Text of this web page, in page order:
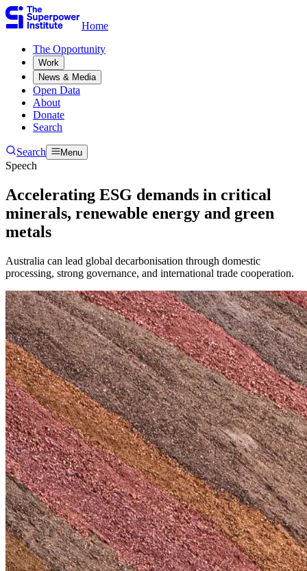
Home
The Opportunity​​​​‌ ‍ ​‍​‍‌‍ ‌ ​‍‌‍‍‌‌‍‌ ‌‍‍‌‌‍ ‍​‍​‍​ ‍‍​‍​‍‌ ​ ‌‍​‌‌‍ ‍‌‍‍‌‌ ‌​‌ ‍‌​‍ ‍‌‍‍‌‌‍ ​‍​‍​‍ ​​‍​‍‌‍‍​‌ ​‍‌‍‌‌‌‍‌‍​‍​‍​ ‍‍​‍​‍‌‍‍​‌ ‌​‌ ‌​‌ ​​​ ‍‍​‍ ​‍ ‌‍ ​‌‍ ‌‍​ ‌‍​‌‌‍ ​‌‍‍​‌‍ ‌ ​ ‌ ‌​​ ‍‍​ ​ ​ ​ ​ ​ ​ ​ ​‍ ‌‍‍‌‌‍ ‍‌ ‌​‌‍‌‌‌‍ ‍‌ ‌​​‍ ‌‍‌‌‌‍‌​‌‍‍‌‌ ‌​​‍ ‌‍ ‌‌‍ ‌‍‌​‌‍‌‌​ ‌‌ ​​‌ ​‍‌‍‌‌‌ ​ ‌‍‌‌‌‍ ‍‌ ‌​‌‍​‌‌ ‌​‌‍‍‌‌‍ ‌‍ ‍​ ‍ ‌‍‍‌‌‍‌​​ ‌​ ​‍​ ‌‍​ ‌‌​ ‌‍​ ​​‌‍‌‌​ ‍​​ ​​​‍ ‌​ ‌ ​ ‌​​ ‌‍​ ‌‌​‍ ‌​ ‌​​ ‍​​ ​ ​ ‍‌​‍ ‌​ ‍​​ ‌‍​ ​‍​ ‍‌​‍ ‌​ ‌‌​ ‌‌​ ‌ ​ ​‍‌‍‌‍​ ‍​​ ​‍​ ‍‌​ ‌‌​ ‍​​ ​​‌‍‌‌​ ‍ ‌ ‌​‌ ‍‌‌ ​​‌‍‌‌​ ‌‌ ​ ‌‍‌‌‌ ‌​‌ ‌​‌‍‍‌‌‍ ‍‌‍‌ ‌ ​ ​ ‍ ‌ ​​‌‍​‌‌ ‌​‌‍‍​​ ‌‌ ​ ‌‍‍‌‌ ‌​‌‍‌‌‌​ ‍‌‍​‌‌ ‌‍‌​‍‌‌ ‌​‌‍‌‌‌‍ ‌‌ ​ ​‍‌‌​ ‌‌‌​​‍‌‌ ‌‍‍ ‌‍‌‌‌ ‍‌​‍‌‌​ ​ ‌​‌​​‍‌‌​ ​ ‌​‌​​‍‌‌​ ​‍​ ​‍‌‍‌‌‌‍​‍‌‍‌‌‌‍​ ‌‍​‍‌‍​‌​ ​​​ ​​​ ​​​ ‌​​ ​​‌‍​ ​‍‌‌​ ​‍​ ​‍​‍‌‌​ ‌‌‌​‌​​‍ ‍‌‍ ​‌‍​‌‌‍​‍‌‍‌‌‌‍ ​​ ‌‍​‍‌‍​‌‌ ​ ‌‍‌‌‌‌‌‌‌ ​‍‌‍ ​​ ‌‌‍‍​‌ ‌​‌ ‌​‌ ​​​‍‌‌​ ​ ‌​​‌​‍‌‌​ ​‍‌​‌‍​‍‌‌​ ​‍‌​‌‍‌‍ ​‌‍ ‌‍​ ‌‍​‌‌‍ ​‌‍‍​‌‍ ‌ ​ ‌ ‌​​‍‌‌​ ​ ‌​​‌​ ​ ​ ​ ​ ​ ​ ​ ​‍‌‍‌‍‍‌‌‍‌​​ ‌​ ​‍​ ‌‍​ ‌‌​ ‌‍​ ​​‌‍‌‌​ ‍​​ ​​​‍ ‌​ ‌ ​ ‌​​ ‌‍​ ‌‌​‍ ‌​ ‌​​ ‍​​ ​ ​ ‍‌​‍ ‌​ ‍​​ ‌‍​ ​‍​ ‍‌​‍ ‌​ ‌‌​ ‌‌​ ‌ ​ ​‍‌‍‌‍​ ‍​​ ​‍​ ‍‌​ ‌‌​ ‍​​ ​​‌‍‌‌​‍‌‍‌ ‌​‌ ‍‌‌ ​​‌‍‌‌​ ‌‌ ​ ‌‍‌‌‌ ‌​‌ ‌​‌‍‍‌‌‍ ‍‌‍‌ ‌ ​ ​‍‌‍‌ ​​‌‍​‌‌ ‌​‌‍‍​​ ‌‌ ​ ‌‍‍‌‌ ‌​‌‍‌‌‌​ ‍‌‍​‌‌ ‌‍‌​‍‌‌ ‌​‌‍‌‌‌‍ ‌‌ ​ ​‍‌‌​ ‌‌‌​​‍‌‌ ‌‍‍ ‌‍‌‌‌ ‍‌​‍‌‌​ ​ ‌​‌​​‍‌‌​ ​ ‌​‌​​‍‌‌​ ​‍​ ​‍‌‍‌‌‌‍​‍‌‍‌‌‌‍​ ‌‍​‍‌‍​‌​ ​​​ ​​​ ​​​ ‌​​ ​​‌‍​ ​‍‌‌​ ​‍​ ​‍​‍‌‌​ ‌‌‌​‌​​‍ ‍‌‍ ​‌‍​‌‌‍​‍‌‍‌‌‌‍ ​​‍‌‍‌ ​​‌‍‌‌‌ ​‍‌ ​ ‌ ​​‌‍‌‌‌‍​ ‌ ‌​‌‍‍‌‌ ‌‍‌‍‌‌​ ‌‌ ​​‌ ‌‌‌‍​‍‌‍ ​‌‍‍‌‌ ​ ‌‍‍​‌‍‌‌‌‍‌​​‍​‍‌ ‌
Work​​​​‌ ‍ ​‍​‍‌‍ ‌ ​‍‌‍‍‌‌‍‌ ‌‍‍‌‌‍ ‍​‍​‍​ ‍‍​‍​‍‌ ​ ‌‍​‌‌‍ ‍‌‍‍‌‌ ‌​‌ ‍‌​‍ ‍‌‍‍‌‌‍ ​‍​‍​‍ ​​‍​‍‌‍‍​‌ ​‍‌‍‌‌‌‍‌‍​‍​‍​ ‍‍​‍​‍‌‍‍​‌ ‌​‌ ‌​‌ ​​​ ‍‍​‍ ​‍ ‌‍ ​‌‍ ‌‍​ ‌‍​‌‌‍ ​‌‍‍​‌‍ ‌ ​ ‌ ‌​​ ‍‍​ ​ ​ ​ ​ ​ ​ ​ ​‍ ‌‍‍‌‌‍ ‍‌ ‌​‌‍‌‌‌‍ ‍‌ ‌​​‍ ‌‍‌‌‌‍‌​‌‍‍‌‌ ‌​​‍ ‌‍ ‌‌‍ ‌‍‌​‌‍‌‌​ ‌‌ ​​‌ ​‍‌‍‌‌‌ ​ ‌‍‌‌‌‍ ‍‌ ‌​‌‍​‌‌ ‌​‌‍‍‌‌‍ ‌‍ ‍​ ‍ ‌‍‍‌‌‍‌​​ ‌​ ​‍​ ‌‍​ ‌‌​ ‌‍​ ​​‌‍‌‌​ ‍​​ ​​​‍ ‌​ ‌ ​ ‌​​ ‌‍​ ‌‌​‍ ‌​ ‌​​ ‍​​ ​ ​ ‍‌​‍ ‌​ ‍​​ ‌‍​ ​‍​ ‍‌​‍ ‌​ ‌‌​ ‌‌​ ‌ ​ ​‍‌‍‌‍​ ‍​​ ​‍​ ‍‌​ ‌‌​ ‍​​ ​​‌‍‌‌​ ‍ ‌ ‌​‌ ‍‌‌ ​​‌‍‌‌​ ‌‌ ​ ‌‍‌‌‌ ‌​‌ ‌​‌‍‍‌‌‍ ‍‌‍‌ ‌ ​ ​ ‍ ‌ ​​‌‍​‌‌ ‌​‌‍‍​​ ‌‌ ​ ‌‍‍‌‌ ‌​‌‍‌‌‌​ ‍‌‍​‌‌ ‌‍‌​‍‌‌ ‌​‌‍‌‌‌‍ ‌‌ ​ ​‍‌‌​ ‌‌‌​​‍‌‌ ‌‍‍ ‌‍‌‌‌ ‍‌​‍‌‌​ ​ ‌​‌​​‍‌‌​ ​ ‌​‌​​‍‌‌​ ​‍​ ​‍​ ‌‌​ ​​‌‍‌‍‌‍​‌‌‍‌​​ ‌‌​ ‌ ‌‍‌‍​ ‌ ‌‍​‌‌‍‌‌​ ​‍​ ‌ ​ ‌​‌‍‌‌​ ‍‌‌‍​ ​ ​​‌‍‌​​ ‍‌​ ​ ​ ‌‌​ ‌‌​ ​‍​ ‌ ​ ‌ ​ ‌‌‌‍‌​‌‍​‌​ ‍‌​ ​​​ ‌ ​‍‌‌​ ​‍​ ​‍​‍‌‌​ ‌‌‌​‌​​‍ ‍‌‍ ​‌‍​‌‌‍​‍‌‍‌‌‌‍ ​​ ‌‍​‍‌‍​‌‌ ​ ‌‍‌‌‌‌‌‌‌ ​‍‌‍ ​​ ‌‌‍‍​‌ ‌​‌ ‌​‌ ​​​‍‌‌​ ​ ‌​​‌​‍‌‌​ ​‍‌​‌‍​‍‌‌​ ​‍‌​‌‍‌‍ ​‌‍ ‌‍​ ‌‍​‌‌‍ ​‌‍‍​‌‍ ‌ ​ ‌ ‌​​‍‌‌​ ​ ‌​​‌​ ​ ​ ​ ​ ​ ​ ​ ​‍‌‍‌‍‍‌‌‍‌​​ ‌​ ​‍​ ‌‍​ ‌‌​ ‌‍​ ​​‌‍‌‌​ ‍​​ ​​​‍ ‌​ ‌ ​ ‌​​ ‌‍​ ‌‌​‍ ‌​ ‌​​ ‍​​ ​ ​ ‍‌​‍ ‌​ ‍​​ ‌‍​ ​‍​ ‍‌​‍ ‌​ ‌‌​ ‌‌​ ‌ ​ ​‍‌‍‌‍​ ‍​​ ​‍​ ‍‌​ ‌‌​ ‍​​ ​​‌‍‌‌​‍‌‍‌ ‌​‌ ‍‌‌ ​​‌‍‌‌​ ‌‌ ​ ‌‍‌‌‌ ‌​‌ ‌​‌‍‍‌‌‍ ‍‌‍‌ ‌ ​ ​‍‌‍‌ ​​‌‍​‌‌ ‌​‌‍‍​​ ‌‌ ​ ‌‍‍‌‌ ‌​‌‍‌‌‌​ ‍‌‍​‌‌ ‌‍‌​‍‌‌ ‌​‌‍‌‌‌‍ ‌‌ ​ ​‍‌‌​ ‌‌‌​​‍‌‌ ‌‍‍ ‌‍‌‌‌ ‍‌​‍‌‌​ ​ ‌​‌​​‍‌‌​ ​ ‌​‌​​‍‌‌​ ​‍​ ​‍​ ‌‌​ ​​‌‍‌‍‌‍​‌‌‍‌​​ ‌‌​ ‌ ‌‍‌‍​ ‌ ‌‍​‌‌‍‌‌​ ​‍​ ‌ ​ ‌​‌‍‌‌​ ‍‌‌‍​ ​ ​​‌‍‌​​ ‍‌​ ​ ​ ‌‌​ ‌‌​ ​‍​ ‌ ​ ‌ ​ ‌‌‌‍‌​‌‍​‌​ ‍‌​ ​​​ ‌ ​‍‌‌​ ​‍​ ​‍​‍‌‌​ ‌‌‌​‌​​‍ ‍‌‍ ​‌‍​‌‌‍​‍‌‍‌‌‌‍ ​​‍‌‍‌ ​​‌‍‌‌‌ ​‍‌ ​ ‌ ​​‌‍‌‌‌‍​ ‌ ‌​‌‍‍‌‌ ‌‍‌‍‌‌​ ‌‌ ​​‌ ‌‌‌‍​‍‌‍ ​‌‍‍‌‌ ​ ‌‍‍​‌‍‌‌‌‍‌​​‍​‍‌ ‌
News & Media​​​​‌ ‍ ​‍​‍‌‍ ‌ ​‍‌‍‍‌‌‍‌ ‌‍‍‌‌‍ ‍​‍​‍​ ‍‍​‍​‍‌ ​ ‌‍​‌‌‍ ‍‌‍‍‌‌ ‌​‌ ‍‌​‍ ‍‌‍‍‌‌‍ ​‍​‍​‍ ​​‍​‍‌‍‍​‌ ​‍‌‍‌‌‌‍‌‍​‍​‍​ ‍‍​‍​‍‌‍‍​‌ ‌​‌ ‌​‌ ​​​ ‍‍​‍ ​‍ ‌‍ ​‌‍ ‌‍​ ‌‍​‌‌‍ ​‌‍‍​‌‍ ‌ ​ ‌ ‌​​ ‍‍​ ​ ​ ​ ​ ​ ​ ​ ​‍ ‌‍‍‌‌‍ ‍‌ ‌​‌‍‌‌‌‍ ‍‌ ‌​​‍ ‌‍‌‌‌‍‌​‌‍‍‌‌ ‌​​‍ ‌‍ ‌‌‍ ‌‍‌​‌‍‌‌​ ‌‌ ​​‌ ​‍‌‍‌‌‌ ​ ‌‍‌‌‌‍ ‍‌ ‌​‌‍​‌‌ ‌​‌‍‍‌‌‍ ‌‍ ‍​ ‍ ‌‍‍‌‌‍‌​​ ‌​ ​‍​ ‌‍​ ‌‌​ ‌‍​ ​​‌‍‌‌​ ‍​​ ​​​‍ ‌​ ‌ ​ ‌​​ ‌‍​ ‌‌​‍ ‌​ ‌​​ ‍​​ ​ ​ ‍‌​‍ ‌​ ‍​​ ‌‍​ ​‍​ ‍‌​‍ ‌​ ‌‌​ ‌‌​ ‌ ​ ​‍‌‍‌‍​ ‍​​ ​‍​ ‍‌​ ‌‌​ ‍​​ ​​‌‍‌‌​ ‍ ‌ ‌​‌ ‍‌‌ ​​‌‍‌‌​ ‌‌ ​ ‌‍‌‌‌ ‌​‌ ‌​‌‍‍‌‌‍ ‍‌‍‌ ‌ ​ ​ ‍ ‌ ​​‌‍​‌‌ ‌​‌‍‍​​ ‌‌ ​ ‌‍‍‌‌ ‌​‌‍‌‌‌​ ‍‌‍​‌‌ ‌‍‌​‍‌‌ ‌​‌‍‌‌‌‍ ‌‌ ​ ​‍‌‌​ ‌‌‌​​‍‌‌ ‌‍‍ ‌‍‌‌‌ ‍‌​‍‌‌​ ​ ‌​‌​​‍‌‌​ ​ ‌​‌​​‍‌‌​ ​‍​ ​‍​ ​​​ ​ ​ ‌‌​ ‍‌​ ‌‍‌‍‌‌‌‍‌​‌‍‌‌​ ‍​​ ​​​ ‌ ​ ‌‌​‍‌‌​ ​‍​ ​‍​‍‌‌​ ‌‌‌​‌​​‍ ‍‌‍ ​‌‍​‌‌‍​‍‌‍‌‌‌‍ ​​ ‌‍​‍‌‍​‌‌ ​ ‌‍‌‌‌‌‌‌‌ ​‍‌‍ ​​ ‌‌‍‍​‌ ‌​‌ ‌​‌ ​​​‍‌‌​ ​ ‌​​‌​‍‌‌​ ​‍‌​‌‍​‍‌‌​ ​‍‌​‌‍‌‍ ​‌‍ ‌‍​ ‌‍​‌‌‍ ​‌‍‍​‌‍ ‌ ​ ‌ ‌​​‍‌‌​ ​ ‌​​‌​ ​ ​ ​ ​ ​ ​ ​ ​‍‌‍‌‍‍‌‌‍‌​​ ‌​ ​‍​ ‌‍​ ‌‌​ ‌‍​ ​​‌‍‌‌​ ‍​​ ​​​‍ ‌​ ‌ ​ ‌​​ ‌‍​ ‌‌​‍ ‌​ ‌​​ ‍​​ ​ ​ ‍‌​‍ ‌​ ‍​​ ‌‍​ ​‍​ ‍‌​‍ ‌​ ‌‌​ ‌‌​ ‌ ​ ​‍‌‍‌‍​ ‍​​ ​‍​ ‍‌​ ‌‌​ ‍​​ ​​‌‍‌‌​‍‌‍‌ ‌​‌ ‍‌‌ ​​‌‍‌‌​ ‌‌ ​ ‌‍‌‌‌ ‌​‌ ‌​‌‍‍‌‌‍ ‍‌‍‌ ‌ ​ ​‍‌‍‌ ​​‌‍​‌‌ ‌​‌‍‍​​ ‌‌ ​ ‌‍‍‌‌ ‌​‌‍‌‌‌​ ‍‌‍​‌‌ ‌‍‌​‍‌‌ ‌​‌‍‌‌‌‍ ‌‌ ​ ​‍‌‌​ ‌‌‌​​‍‌‌ ‌‍‍ ‌‍‌‌‌ ‍‌​‍‌‌​ ​ ‌​‌​​‍‌‌​ ​ ‌​‌​​‍‌‌​ ​‍​ ​‍​ ​​​ ​ ​ ‌‌​ ‍‌​ ‌‍‌‍‌‌‌‍‌​‌‍‌‌​ ‍​​ ​​​ ‌ ​ ‌‌​‍‌‌​ ​‍​ ​‍​‍‌‌​ ‌‌‌​‌​​‍ ‍‌‍ ​‌‍​‌‌‍​‍‌‍‌‌‌‍ ​​‍‌‍‌ ​​‌‍‌‌‌ ​‍‌ ​ ‌ ​​‌‍‌‌‌‍​ ‌ ‌​‌‍‍‌‌ ‌‍‌‍‌‌​ ‌‌ ​​‌ ‌‌‌‍​‍‌‍ ​‌‍‍‌‌ ​ ‌‍‍​‌‍‌‌‌‍‌​​‍​‍‌ ‌
Open Data​​​​‌ ‍ ​‍​‍‌‍ ‌ ​‍‌‍‍‌‌‍‌ ‌‍‍‌‌‍ ‍​‍​‍​ ‍‍​‍​‍‌ ​ ‌‍​‌‌‍ ‍‌‍‍‌‌ ‌​‌ ‍‌​‍ ‍‌‍‍‌‌‍ ​‍​‍​‍ ​​‍​‍‌‍‍​‌ ​‍‌‍‌‌‌‍‌‍​‍​‍​ ‍‍​‍​‍‌‍‍​‌ ‌​‌ ‌​‌ ​​​ ‍‍​‍ ​‍ ‌‍ ​‌‍ ‌‍​ ‌‍​‌‌‍ ​‌‍‍​‌‍ ‌ ​ ‌ ‌​​ ‍‍​ ​ ​ ​ ​ ​ ​ ​ ​‍ ‌‍‍‌‌‍ ‍‌ ‌​‌‍‌‌‌‍ ‍‌ ‌​​‍ ‌‍‌‌‌‍‌​‌‍‍‌‌ ‌​​‍ ‌‍ ‌‌‍ ‌‍‌​‌‍‌‌​ ‌‌ ​​‌ ​‍‌‍‌‌‌ ​ ‌‍‌‌‌‍ ‍‌ ‌​‌‍​‌‌ ‌​‌‍‍‌‌‍ ‌‍ ‍​ ‍ ‌‍‍‌‌‍‌​​ ‌​ ​‍​ ‌‍​ ‌‌​ ‌‍​ ​​‌‍‌‌​ ‍​​ ​​​‍ ‌​ ‌ ​ ‌​​ ‌‍​ ‌‌​‍ ‌​ ‌​​ ‍​​ ​ ​ ‍‌​‍ ‌​ ‍​​ ‌‍​ ​‍​ ‍‌​‍ ‌​ ‌‌​ ‌‌​ ‌ ​ ​‍‌‍‌‍​ ‍​​ ​‍​ ‍‌​ ‌‌​ ‍​​ ​​‌‍‌‌​ ‍ ‌ ‌​‌ ‍‌‌ ​​‌‍‌‌​ ‌‌ ​ ‌‍‌‌‌ ‌​‌ ‌​‌‍‍‌‌‍ ‍‌‍‌ ‌ ​ ​ ‍ ‌ ​​‌‍​‌‌ ‌​‌‍‍​​ ‌‌ ​ ‌‍‍‌‌ ‌​‌‍‌‌‌​ ‍‌‍​‌‌ ‌‍‌​‍‌‌ ‌​‌‍‌‌‌‍ ‌‌ ​ ​‍‌‌​ ‌‌‌​​‍‌‌ ‌‍‍ ‌‍‌‌‌ ‍‌​‍‌‌​ ​ ‌​‌​​‍‌‌​ ​ ‌​‌​​‍‌‌​ ​‍​ ​‍​ ‍​‌‍‌‍‌‍‌​​ ​ ​ ‍​‌‍​‍‌‍‌‌‌‍​ ​ ​‍‌‍​‍​ ‍‌​ ​ ​‍‌‌​ ​‍​ ​‍​‍‌‌​ ‌‌‌​‌​​‍ ‍‌‍ ​‌‍​‌‌‍​‍‌‍‌‌‌‍ ​​ ‌‍​‍‌‍​‌‌ ​ ‌‍‌‌‌‌‌‌‌ ​‍‌‍ ​​ ‌‌‍‍​‌ ‌​‌ ‌​‌ ​​​‍‌‌​ ​ ‌​​‌​‍‌‌​ ​‍‌​‌‍​‍‌‌​ ​‍‌​‌‍‌‍ ​‌‍ ‌‍​ ‌‍​‌‌‍ ​‌‍‍​‌‍ ‌ ​ ‌ ‌​​‍‌‌​ ​ ‌​​‌​ ​ ​ ​ ​ ​ ​ ​ ​‍‌‍‌‍‍‌‌‍‌​​ ‌​ ​‍​ ‌‍​ ‌‌​ ‌‍​ ​​‌‍‌‌​ ‍​​ ​​​‍ ‌​ ‌ ​ ‌​​ ‌‍​ ‌‌​‍ ‌​ ‌​​ ‍​​ ​ ​ ‍‌​‍ ‌​ ‍​​ ‌‍​ ​‍​ ‍‌​‍ ‌​ ‌‌​ ‌‌​ ‌ ​ ​‍‌‍‌‍​ ‍​​ ​‍​ ‍‌​ ‌‌​ ‍​​ ​​‌‍‌‌​‍‌‍‌ ‌​‌ ‍‌‌ ​​‌‍‌‌​ ‌‌ ​ ‌‍‌‌‌ ‌​‌ ‌​‌‍‍‌‌‍ ‍‌‍‌ ‌ ​ ​‍‌‍‌ ​​‌‍​‌‌ ‌​‌‍‍​​ ‌‌ ​ ‌‍‍‌‌ ‌​‌‍‌‌‌​ ‍‌‍​‌‌ ‌‍‌​‍‌‌ ‌​‌‍‌‌‌‍ ‌‌ ​ ​‍‌‌​ ‌‌‌​​‍‌‌ ‌‍‍ ‌‍‌‌‌ ‍‌​‍‌‌​ ​ ‌​‌​​‍‌‌​ ​ ‌​‌​​‍‌‌​ ​‍​ ​‍​ ‍​‌‍‌‍‌‍‌​​ ​ ​ ‍​‌‍​‍‌‍‌‌‌‍​ ​ ​‍‌‍​‍​ ‍‌​ ​ ​‍‌‌​ ​‍​ ​‍​‍‌‌​ ‌‌‌​‌​​‍ ‍‌‍ ​‌‍​‌‌‍​‍‌‍‌‌‌‍ ​​‍‌‍‌ ​​‌‍‌‌‌ ​‍‌ ​ ‌ ​​‌‍‌‌‌‍​ ‌ ‌​‌‍‍‌‌ ‌‍‌‍‌‌​ ‌‌ ​​‌ ‌‌‌‍​‍‌‍ ​‌‍‍‌‌ ​ ‌‍‍​‌‍‌‌‌‍‌​​‍​‍‌ ‌
About​​​​‌ ‍ ​‍​‍‌‍ ‌ ​‍‌‍‍‌‌‍‌ ‌‍‍‌‌‍ ‍​‍​‍​ ‍‍​‍​‍‌ ​ ‌‍​‌‌‍ ‍‌‍‍‌‌ ‌​‌ ‍‌​‍ ‍‌‍‍‌‌‍ ​‍​‍​‍ ​​‍​‍‌‍‍​‌ ​‍‌‍‌‌‌‍‌‍​‍​‍​ ‍‍​‍​‍‌‍‍​‌ ‌​‌ ‌​‌ ​​​ ‍‍​‍ ​‍ ‌‍ ​‌‍ ‌‍​ ‌‍​‌‌‍ ​‌‍‍​‌‍ ‌ ​ ‌ ‌​​ ‍‍​ ​ ​ ​ ​ ​ ​ ​ ​‍ ‌‍‍‌‌‍ ‍‌ ‌​‌‍‌‌‌‍ ‍‌ ‌​​‍ ‌‍‌‌‌‍‌​‌‍‍‌‌ ‌​​‍ ‌‍ ‌‌‍ ‌‍‌​‌‍‌‌​ ‌‌ ​​‌ ​‍‌‍‌‌‌ ​ ‌‍‌‌‌‍ ‍‌ ‌​‌‍​‌‌ ‌​‌‍‍‌‌‍ ‌‍ ‍​ ‍ ‌‍‍‌‌‍‌​​ ‌​ ​‍​ ‌‍​ ‌‌​ ‌‍​ ​​‌‍‌‌​ ‍​​ ​​​‍ ‌​ ‌ ​ ‌​​ ‌‍​ ‌‌​‍ ‌​ ‌​​ ‍​​ ​ ​ ‍‌​‍ ‌​ ‍​​ ‌‍​ ​‍​ ‍‌​‍ ‌​ ‌‌​ ‌‌​ ‌ ​ ​‍‌‍‌‍​ ‍​​ ​‍​ ‍‌​ ‌‌​ ‍​​ ​​‌‍‌‌​ ‍ ‌ ‌​‌ ‍‌‌ ​​‌‍‌‌​ ‌‌ ​ ‌‍‌‌‌ ‌​‌ ‌​‌‍‍‌‌‍ ‍‌‍‌ ‌ ​ ​ ‍ ‌ ​​‌‍​‌‌ ‌​‌‍‍​​ ‌‌ ​ ‌‍‍‌‌ ‌​‌‍‌‌‌​ ‍‌‍​‌‌ ‌‍‌​‍‌‌ ‌​‌‍‌‌‌‍ ‌‌ ​ ​‍‌‌​ ‌‌‌​​‍‌‌ ‌‍‍ ‌‍‌‌‌ ‍‌​‍‌‌​ ​ ‌​‌​​‍‌‌​ ​ ‌​‌​​‍‌‌​ ​‍​ ​‍​ ‌‍​ ​ ‌‍‌‌‌‍​‌‌‍​‍‌‍‌​‌‍‌‌​ ​​​ ‌‍​ ‌ ​ ‌ ​ ‌‌​‍‌‌​ ​‍​ ​‍​‍‌‌​ ‌‌‌​‌​​‍ ‍‌‍ ​‌‍​‌‌‍​‍‌‍‌‌‌‍ ​​ ‌‍​‍‌‍​‌‌ ​ ‌‍‌‌‌‌‌‌‌ ​‍‌‍ ​​ ‌‌‍‍​‌ ‌​‌ ‌​‌ ​​​‍‌‌​ ​ ‌​​‌​‍‌‌​ ​‍‌​‌‍​‍‌‌​ ​‍‌​‌‍‌‍ ​‌‍ ‌‍​ ‌‍​‌‌‍ ​‌‍‍​‌‍ ‌ ​ ‌ ‌​​‍‌‌​ ​ ‌​​‌​ ​ ​ ​ ​ ​ ​ ​ ​‍‌‍‌‍‍‌‌‍‌​​ ‌​ ​‍​ ‌‍​ ‌‌​ ‌‍​ ​​‌‍‌‌​ ‍​​ ​​​‍ ‌​ ‌ ​ ‌​​ ‌‍​ ‌‌​‍ ‌​ ‌​​ ‍​​ ​ ​ ‍‌​‍ ‌​ ‍​​ ‌‍​ ​‍​ ‍‌​‍ ‌​ ‌‌​ ‌‌​ ‌ ​ ​‍‌‍‌‍​ ‍​​ ​‍​ ‍‌​ ‌‌​ ‍​​ ​​‌‍‌‌​‍‌‍‌ ‌​‌ ‍‌‌ ​​‌‍‌‌​ ‌‌ ​ ‌‍‌‌‌ ‌​‌ ‌​‌‍‍‌‌‍ ‍‌‍‌ ‌ ​ ​‍‌‍‌ ​​‌‍​‌‌ ‌​‌‍‍​​ ‌‌ ​ ‌‍‍‌‌ ‌​‌‍‌‌‌​ ‍‌‍​‌‌ ‌‍‌​‍‌‌ ‌​‌‍‌‌‌‍ ‌‌ ​ ​‍‌‌​ ‌‌‌​​‍‌‌ ‌‍‍ ‌‍‌‌‌ ‍‌​‍‌‌​ ​ ‌​‌​​‍‌‌​ ​ ‌​‌​​‍‌‌​ ​‍​ ​‍​ ‌‍​ ​ ‌‍‌‌‌‍​‌‌‍​‍‌‍‌​‌‍‌‌​ ​​​ ‌‍​ ‌ ​ ‌ ​ ‌‌​‍‌‌​ ​‍​ ​‍​‍‌‌​ ‌‌‌​‌​​‍ ‍‌‍ ​‌‍​‌‌‍​‍‌‍‌‌‌‍ ​​‍‌‍‌ ​​‌‍‌‌‌ ​‍‌ ​ ‌ ​​‌‍‌‌‌‍​ ‌ ‌​‌‍‍‌‌ ‌‍‌‍‌‌​ ‌‌ ​​‌ ‌‌‌‍​‍‌‍ ​‌‍‍‌‌ ​ ‌‍‍​‌‍‌‌‌‍‌​​‍​‍‌ ‌
Donate​​​​‌ ‍ ​‍​‍‌‍ ‌ ​‍‌‍‍‌‌‍‌ ‌‍‍‌‌‍ ‍​‍​‍​ ‍‍​‍​‍‌ ​ ‌‍​‌‌‍ ‍‌‍‍‌‌ ‌​‌ ‍‌​‍ ‍‌‍‍‌‌‍ ​‍​‍​‍ ​​‍​‍‌‍‍​‌ ​‍‌‍‌‌‌‍‌‍​‍​‍​ ‍‍​‍​‍‌‍‍​‌ ‌​‌ ‌​‌ ​​​ ‍‍​‍ ​‍ ‌‍ ​‌‍ ‌‍​ ‌‍​‌‌‍ ​‌‍‍​‌‍ ‌ ​ ‌ ‌​​ ‍‍​ ​ ​ ​ ​ ​ ​ ​ ​‍ ‌‍‍‌‌‍ ‍‌ ‌​‌‍‌‌‌‍ ‍‌ ‌​​‍ ‌‍‌‌‌‍‌​‌‍‍‌‌ ‌​​‍ ‌‍ ‌‌‍ ‌‍‌​‌‍‌‌​ ‌‌ ​​‌ ​‍‌‍‌‌‌ ​ ‌‍‌‌‌‍ ‍‌ ‌​‌‍​‌‌ ‌​‌‍‍‌‌‍ ‌‍ ‍​ ‍ ‌‍‍‌‌‍‌​​ ‌​ ​‍​ ‌‍​ ‌‌​ ‌‍​ ​​‌‍‌‌​ ‍​​ ​​​‍ ‌​ ‌ ​ ‌​​ ‌‍​ ‌‌​‍ ‌​ ‌​​ ‍​​ ​ ​ ‍‌​‍ ‌​ ‍​​ ‌‍​ ​‍​ ‍‌​‍ ‌​ ‌‌​ ‌‌​ ‌ ​ ​‍‌‍‌‍​ ‍​​ ​‍​ ‍‌​ ‌‌​ ‍​​ ​​‌‍‌‌​ ‍ ‌ ‌​‌ ‍‌‌ ​​‌‍‌‌​ ‌‌ ​ ‌‍‌‌‌ ‌​‌ ‌​‌‍‍‌‌‍ ‍‌‍‌ ‌ ​ ​ ‍ ‌ ​​‌‍​‌‌ ‌​‌‍‍​​ ‌‌ ​ ‌‍‍‌‌ ‌​‌‍‌‌‌​ ‍‌‍​‌‌ ‌‍‌​‍‌‌ ‌​‌‍‌‌‌‍ ‌‌ ​ ​‍‌‌​ ‌‌‌​​‍‌‌ ‌‍‍ ‌‍‌‌‌ ‍‌​‍‌‌​ ​ ‌​‌​​‍‌‌​ ​ ‌​‌​​‍‌‌​ ​‍​ ​‍​ ‌​​ ‍‌​ ‌‍​ ​ ​ ‍​‌‍​ ​ ‌‌​ ​‍‌‍‌‌​ ​‍​ ‌‌‌‍‌‌​‍‌‌​ ​‍​ ​‍​‍‌‌​ ‌‌‌​‌​​‍ ‍‌‍ ​‌‍​‌‌‍​‍‌‍‌‌‌‍ ​​ ‌‍​‍‌‍​‌‌ ​ ‌‍‌‌‌‌‌‌‌ ​‍‌‍ ​​ ‌‌‍‍​‌ ‌​‌ ‌​‌ ​​​‍‌‌​ ​ ‌​​‌​‍‌‌​ ​‍‌​‌‍​‍‌‌​ ​‍‌​‌‍‌‍ ​‌‍ ‌‍​ ‌‍​‌‌‍ ​‌‍‍​‌‍ ‌ ​ ‌ ‌​​‍‌‌​ ​ ‌​​‌​ ​ ​ ​ ​ ​ ​ ​ ​‍‌‍‌‍‍‌‌‍‌​​ ‌​ ​‍​ ‌‍​ ‌‌​ ‌‍​ ​​‌‍‌‌​ ‍​​ ​​​‍ ‌​ ‌ ​ ‌​​ ‌‍​ ‌‌​‍ ‌​ ‌​​ ‍​​ ​ ​ ‍‌​‍ ‌​ ‍​​ ‌‍​ ​‍​ ‍‌​‍ ‌​ ‌‌​ ‌‌​ ‌ ​ ​‍‌‍‌‍​ ‍​​ ​‍​ ‍‌​ ‌‌​ ‍​​ ​​‌‍‌‌​‍‌‍‌ ‌​‌ ‍‌‌ ​​‌‍‌‌​ ‌‌ ​ ‌‍‌‌‌ ‌​‌ ‌​‌‍‍‌‌‍ ‍‌‍‌ ‌ ​ ​‍‌‍‌ ​​‌‍​‌‌ ‌​‌‍‍​​ ‌‌ ​ ‌‍‍‌‌ ‌​‌‍‌‌‌​ ‍‌‍​‌‌ ‌‍‌​‍‌‌ ‌​‌‍‌‌‌‍ ‌‌ ​ ​‍‌‌​ ‌‌‌​​‍‌‌ ‌‍‍ ‌‍‌‌‌ ‍‌​‍‌‌​ ​ ‌​‌​​‍‌‌​ ​ ‌​‌​​‍‌‌​ ​‍​ ​‍​ ‌​​ ‍‌​ ‌‍​ ​ ​ ‍​‌‍​ ​ ‌‌​ ​‍‌‍‌‌​ ​‍​ ‌‌‌‍‌‌​‍‌‌​ ​‍​ ​‍​‍‌‌​ ‌‌‌​‌​​‍ ‍‌‍ ​‌‍​‌‌‍​‍‌‍‌‌‌‍ ​​‍‌‍‌ ​​‌‍‌‌‌ ​‍‌ ​ ‌ ​​‌‍‌‌‌‍​ ‌ ‌​‌‍‍‌‌ ‌‍‌‍‌‌​ ‌‌ ​​‌ ‌‌‌‍​‍‌‍ ​‌‍‍‌‌ ​ ‌‍‍​‌‍‌‌‌‍‌​​‍​‍‌ ‌
Search
Search Menu
Speech
Accelerating ESG demands in critical
minerals, renewable energy and green
metals​​​​‌ ‍ ​‍​‍‌‍ ‌ ​‍‌‍‍‌‌‍‌ ‌‍‍‌‌‍ ‍​‍​‍​ ‍‍​‍​‍‌ ​ ‌‍​‌‌‍ ‍‌‍‍‌‌ ‌​‌ ‍‌​‍ ‍‌‍‍‌‌‍ ​‍​‍​‍ ​​‍​‍‌‍‍​‌ ​‍‌‍‌‌‌‍‌‍​‍​‍​ ‍‍​‍​‍‌‍‍​‌ ‌​‌ ‌​‌ ​​​ ‍‍​‍ ​‍ ‌‍ ​‌‍ ‌‍​ ‌‍​‌‌‍ ​‌‍‍​‌‍ ‌ ​ ‌ ‌​​ ‍‍​ ​ ​ ​ ​ ​ ​ ​ ​‍ ‌‍‍‌‌‍ ‍‌ ‌​‌‍‌‌‌‍ ‍‌ ‌​​‍ ‌‍‌‌‌‍‌​‌‍‍‌‌ ‌​​‍ ‌‍ ‌‌‍ ‌‍‌​‌‍‌‌​ ‌‌ ​​‌ ​‍‌‍‌‌‌ ​ ‌‍‌‌‌‍ ‍‌ ‌​‌‍​‌‌ ‌​‌‍‍‌‌‍ ‌‍ ‍​ ‍ ‌‍‍‌‌‍‌​​ ‌‌‍‌‌​ ‌‌‌‍‌‍‌‍‌​‌‍​‍‌‍​‌​ ‌‌​ ‍‌​‍ ‌​ ​‍‌‍​‍​ ​​​ ​​​‍ ‌​ ‌​‌‍‌‍​ ‌‍‌‍‌​​‍ ‌‌‍​‌‌‍​‍‌‍​ ​ ​‍​‍ ‌​ ​‍‌‍‌​​ ​‌‌‍​‌​ ​‍​ ​‌​ ​​​ ‌ ​ ‌‍‌‍‌‍‌‍​‌​ ​‍​ ‍ ‌ ‌​‌ ‍‌‌ ​​‌‍‌‌​ ‌‌‍ ‍‌‍‌‌‌ ‌ ‌ ​ ​ ‍ ‌ ​​‌‍​‌‌ ‌​‌‍‍​​ ‌‌ ‌​‌‍‍‌‌ ‌​‌‍ ​‌‍‌‌​ ‌‍​‍‌‍​‌‌ ​ ‌‍‌‌‌‌‌‌‌ ​‍‌‍ ​​ ‌‌‍‍​‌ ‌​‌ ‌​‌ ​​​‍‌‌​ ​ ‌​​‌​‍‌‌​ ​‍‌​‌‍​‍‌‌​ ​‍‌​‌‍‌‍ ​‌‍ ‌‍​ ‌‍​‌‌‍ ​‌‍‍​‌‍ ‌ ​ ‌ ‌​​‍‌‌​ ​ ‌​​‌​ ​ ​ ​ ​ ​ ​ ​ ​‍‌‍‌‍‍‌‌‍‌​​ ‌‌‍‌‌​ ‌‌‌‍‌‍‌‍‌​‌‍​‍‌‍​‌​ ‌‌​ ‍‌​‍ ‌​ ​‍‌‍​‍​ ​​​ ​​​‍ ‌​ ‌​‌‍‌‍​ ‌‍‌‍‌​​‍ ‌‌‍​‌‌‍​‍‌‍​ ​ ​‍​‍ ‌​ ​‍‌‍‌​​ ​‌‌‍​‌​ ​‍​ ​‌​ ​​​ ‌ ​ ‌‍‌‍‌‍‌‍​‌​ ​‍​‍‌‍‌ ‌​‌ ‍‌‌ ​​‌‍‌‌​ ‌‌‍ ‍‌‍‌‌‌ ‌ ‌ ​ ​‍‌‍‌ ​​‌‍​‌‌ ‌​‌‍‍​​ ‌‌ ‌​‌‍‍‌‌ ‌​‌‍ ​‌‍‌‌​‍‌‍‌ ​​‌‍‌‌‌ ​‍‌ ​ ‌ ​​‌‍‌‌‌‍​ ‌ ‌​‌‍‍‌‌ ‌‍‌‍‌‌​ ‌‌ ​​‌ ‌‌‌‍​‍‌‍ ​‌‍‍‌‌ ​ ‌‍‍​‌‍‌‌‌‍‌​​‍​‍‌ ‌
Australia can lead global decarbonisation through domestic
processing, strong governance, and international trade cooperation.​​​​‌ ‍ ​‍​‍‌‍ ‌ ​‍‌‍‍‌‌‍‌ ‌‍‍‌‌‍ ‍​‍​‍​ ‍‍​‍​‍‌ ​ ‌‍​‌‌‍ ‍‌‍‍‌‌ ‌​‌ ‍‌​‍ ‍‌‍‍‌‌‍ ​‍​‍​‍ ​​‍​‍‌‍‍​‌ ​‍‌‍‌‌‌‍‌‍​‍​‍​ ‍‍​‍​‍‌‍‍​‌ ‌​‌ ‌​‌ ​​​ ‍‍​‍ ​‍ ‌‍ ​‌‍ ‌‍​ ‌‍​‌‌‍ ​‌‍‍​‌‍ ‌ ​ ‌ ‌​​ ‍‍​ ​ ​ ​ ​ ​ ​ ​ ​‍ ‌‍‍‌‌‍ ‍‌ ‌​‌‍‌‌‌‍ ‍‌ ‌​​‍ ‌‍‌‌‌‍‌​‌‍‍‌‌ ‌​​‍ ‌‍ ‌‌‍ ‌‍‌​‌‍‌‌​ ‌‌ ​​‌ ​‍‌‍‌‌‌ ​ ‌‍‌‌‌‍ ‍‌ ‌​‌‍​‌‌ ‌​‌‍‍‌‌‍ ‌‍ ‍​ ‍ ‌‍‍‌‌‍‌​​ ‌‌‍‌‌​ ‌‌‌‍‌‍‌‍‌​‌‍​‍‌‍​‌​ ‌‌​ ‍‌​‍ ‌​ ​‍‌‍​‍​ ​​​ ​​​‍ ‌​ ‌​‌‍‌‍​ ‌‍‌‍‌​​‍ ‌‌‍​‌‌‍​‍‌‍​ ​ ​‍​‍ ‌​ ​‍‌‍‌​​ ​‌‌‍​‌​ ​‍​ ​‌​ ​​​ ‌ ​ ‌‍‌‍‌‍‌‍​‌​ ​‍​ ‍ ‌ ‌​‌ ‍‌‌ ​​‌‍‌‌​ ‌‌‍ ‍‌‍‌‌‌ ‌ ‌ ​ ​ ‍ ‌ ​​‌‍​‌‌ ‌​‌‍‍​​ ‌‌‍‌​‌‍‌‌‌ ​ ‌‍​ ‌ ​‍‌‍‍‌‌ ​​‌ ‌​‌‍‍‌‌‍ ‌‍ ‍​‍‌‌​ ‌‌‌​​‍‌‌ ‌‍‍ ‌‍‌‌‌ ‍‌​‍‌‌​ ​ ‌​‌​​‍‌‌​ ​ ‌​‌​​‍‌‌​ ​‍​ ​‍‌‍‌‍​ ​​‌‍​‌​ ‌ ‌‍‌‍​ ​​‌‍​‌‌‍​ ‌‍‌‌​ ‌ ‌‍​‍​ ‍​​‍‌‌​ ​‍​ ​‍​‍‌‌​ ‌‌‌​‌​​‍ ‍‌‍​ ‌‍‍​‌‍‍‌‌‍ ​‌‍‌​‌ ​‍‌‍‌‌‌‍ ‍​‍‌‌​ ‌‌‌​​‍‌‌ ‌‍‍ ‌‍‌‌‌ ‍‌​‍‌‌​ ​ ‌​‌​​‍‌‌​ ​ ‌​‌​​‍‌‌​ ​‍​ ​‍‌‍​‌​ ‍‌​ ​ ‌‍​‍‌‍‌​‌‍‌‌‌‍​‌​ ‌‌​ ‌‍​ ‌‌​ ‍‌‌‍​‌​‍‌‌​ ​‍​ ​‍​‍‌‌​ ‌‌‌​‌​​‍ ‍‌ ‌​‌‍‌‌‌ ‍​‌ ‌​​ ‌‍​‍‌‍​‌‌ ​ ‌‍‌‌‌‌‌‌‌ ​‍‌‍ ​​ ‌‌‍‍​‌ ‌​‌ ‌​‌ ​​​‍‌‌​ ​ ‌​​‌​‍‌‌​ ​‍‌​‌‍​‍‌‌​ ​‍‌​‌‍‌‍ ​‌‍ ‌‍​ ‌‍​‌‌‍ ​‌‍‍​‌‍ ‌ ​ ‌ ‌​​‍‌‌​ ​ ‌​​‌​ ​ ​ ​ ​ ​ ​ ​ ​‍‌‍‌‍‍‌‌‍‌​​ ‌‌‍‌‌​ ‌‌‌‍‌‍‌‍‌​‌‍​‍‌‍​‌​ ‌‌​ ‍‌​‍ ‌​ ​‍‌‍​‍​ ​​​ ​​​‍ ‌​ ‌​‌‍‌‍​ ‌‍‌‍‌​​‍ ‌‌‍​‌‌‍​‍‌‍​ ​ ​‍​‍ ‌​ ​‍‌‍‌​​ ​‌‌‍​‌​ ​‍​ ​‌​ ​​​ ‌ ​ ‌‍‌‍‌‍‌‍​‌​ ​‍​‍‌‍‌ ‌​‌ ‍‌‌ ​​‌‍‌‌​ ‌‌‍ ‍‌‍‌‌‌ ‌ ‌ ​ ​‍‌‍‌ ​​‌‍​‌‌ ‌​‌‍‍​​ ‌‌‍‌​‌‍‌‌‌ ​ ‌‍​ ‌ ​‍‌‍‍‌‌ ​​‌ ‌​‌‍‍‌‌‍ ‌‍ ‍​‍‌‌​ ‌‌‌​​‍‌‌ ‌‍‍ ‌‍‌‌‌ ‍‌​‍‌‌​ ​ ‌​‌​​‍‌‌​ ​ ‌​‌​​‍‌‌​ ​‍​ ​‍‌‍‌‍​ ​​‌‍​‌​ ‌ ‌‍‌‍​ ​​‌‍​‌‌‍​ ‌‍‌‌​ ‌ ‌‍​‍​ ‍​​‍‌‌​ ​‍​ ​‍​‍‌‌​ ‌‌‌​‌​​‍ ‍‌‍​ ‌‍‍​‌‍‍‌‌‍ ​‌‍‌​‌ ​‍‌‍‌‌‌‍ ‍​‍‌‌​ ‌‌‌​​‍‌‌ ‌‍‍ ‌‍‌‌‌ ‍‌​‍‌‌​ ​ ‌​‌​​‍‌‌​ ​ ‌​‌​​‍‌‌​ ​‍​ ​‍‌‍​‌​ ‍‌​ ​ ‌‍​‍‌‍‌​‌‍‌‌‌‍​‌​ ‌‌​ ‌‍​ ‌‌​ ‍‌‌‍​‌​‍‌‌​ ​‍​ ​‍​‍‌‌​ ‌‌‌​‌​​‍ ‍‌ ‌​‌‍‌‌‌ ‍​‌ ‌​​‍‌‍‌ ​​‌‍‌‌‌ ​‍‌ ​ ‌ ​​‌‍‌‌‌‍​ ‌ ‌​‌‍‍‌‌ ‌‍‌‍‌‌​ ‌‌ ​​‌ ‌‌‌‍​‍‌‍ ​‌‍‍‌‌ ​ ‌‍‍​‌‍‌‌‌‍‌​​‍​‍‌ ‌